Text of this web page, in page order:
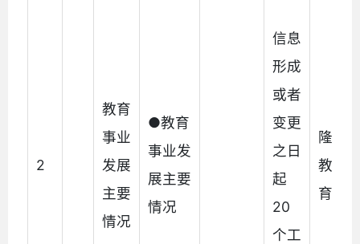
2
教育
事业
发展
主要
情况
●教育
事业发
展主要
情况
信息
形成
或者
变更
之日
起
20
个工
隆阳
教育
育局